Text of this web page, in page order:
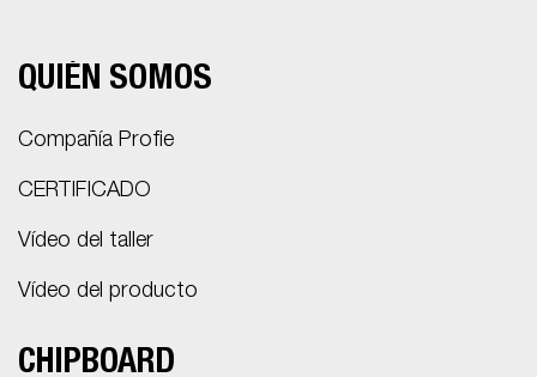
QUIÉN SOMOS
Compañía Profie
CERTIFICADO
Vídeo del taller
Vídeo del producto
CHIPBOARD